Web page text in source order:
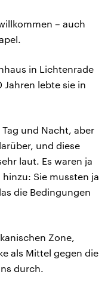
– auch
in Lichtenrade
Jahren lebte sie in
und Nacht, aber
und diese
laut. Es waren ja
Sie mussten ja
die Bedingungen
Zone,
als Mittel gegen die
durch.